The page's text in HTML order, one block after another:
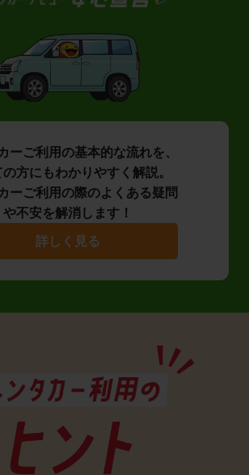
ーご利用の基本的な流れを、
方にもわかりやすく解説。
ーご利用の際のよくある疑問
や不安を解消します！
詳しく見る